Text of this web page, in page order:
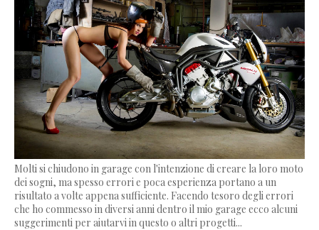
Molti si chiudono in garage con l'intenzione di creare la loro moto
dei sogni, ma spesso errori e poca esperienza portano a un
risultato a volte appena sufficiente. Facendo tesoro degli errori
che ho commesso in diversi anni dentro il mio garage ecco alcuni
suggerimenti per aiutarvi in questo o altri progetti...